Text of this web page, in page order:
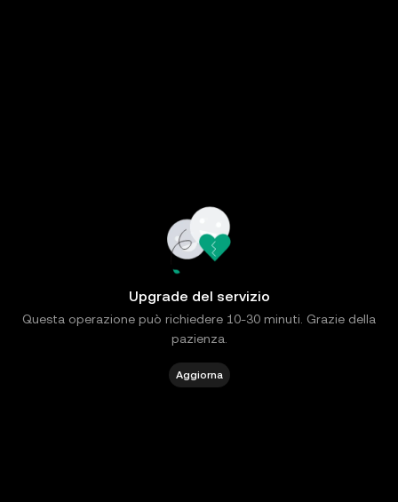
Upgrade del servizio
Questa operazione può richiedere 10-30 minuti. Grazie della
pazienza.
Aggiorna